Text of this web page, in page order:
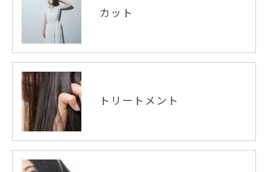
カット
トリートメント